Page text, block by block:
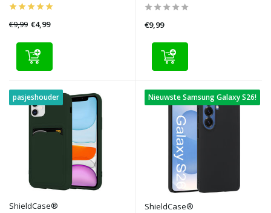
€9,99 €4,99 €9,99
pasjeshouder
ShieldCase®
Nieuwste Samsung Galaxy S26!
ShieldCase®